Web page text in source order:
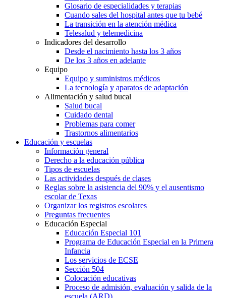
Glosario de especialidades y terapias
Cuando sales del hospital antes que tu bebé
La transición en la atención médica
Telesalud y telemedicina
Indicadores del desarrollo
Desde el nacimiento hasta los 3 años
De los 3 años en adelante
Equipo
Equipo y suministros médicos
La tecnología y aparatos de adaptación
Alimentación y salud bucal
Salud bucal
Cuidado dental
Problemas para comer
Trastornos alimentarios
Educación y escuelas
Información general
Derecho a la educación pública
Tipos de escuelas
Las actividades después de clases
Reglas sobre la asistencia del 90% y el ausentismo
escolar de Texas
Organizar los registros escolares
Preguntas frecuentes
Educación Especial
Educación Especial 101
Programa de Educación Especial en la Primera
Infancia
Los servicios de ECSE
Sección 504
Colocación educativas
Proceso de admisión, evaluación y salida de la
escuela (ARD)